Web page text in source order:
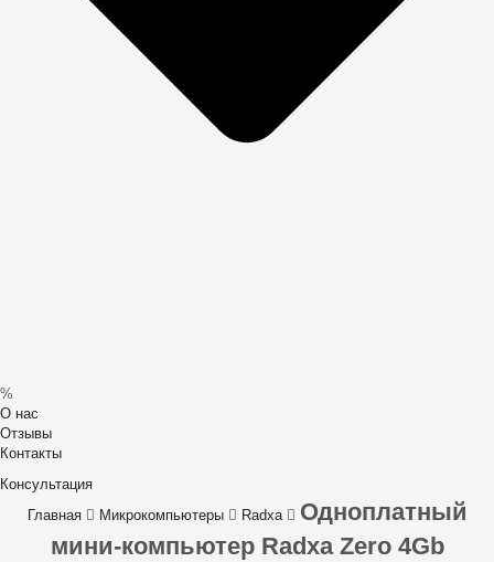
%
О нас
Отзывы
Контакты
Консультация
Главная
Микрокомпьютеры Radxa
Одноплатный
мини-компьютер Radxa Zero 4Gb